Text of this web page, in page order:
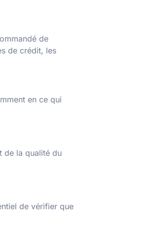
de
de crédit, les
en ce qui
de la qualité du
de vérifier que